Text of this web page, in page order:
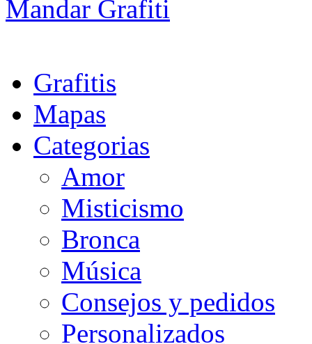
Mandar Grafiti
Grafitis
Mapas
Categorias
Amor
Misticismo
Bronca
Música
Consejos y pedidos
Personalizados